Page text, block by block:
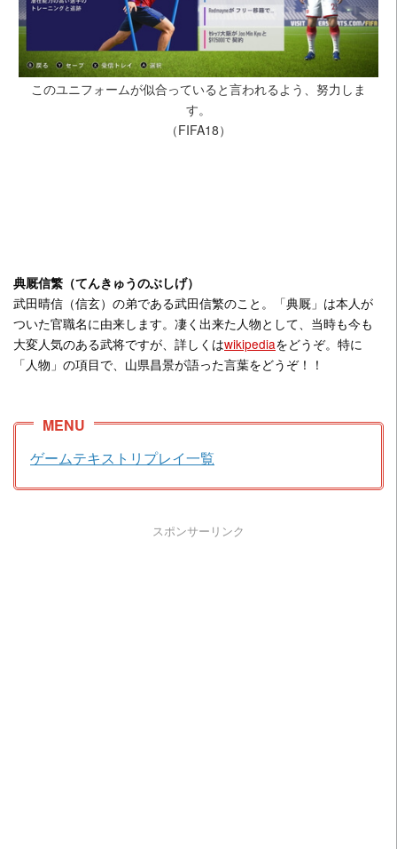
このユニフォームが似合っていると言われるよう、努力しま
す。
（FIFA18）
典厩信繁（てんきゅうのぶしげ）
武田晴信（信玄）の弟である武田信繁のこと。「典厩」は本人が
ついた官職名に由来します。凄く出来た人物として、当時も今も
大変人気のある武将ですが、詳しくはwikipediaをどうぞ。特に
「人物」の項目で、山県昌景が語った言葉をどうぞ！！
ゲームテキストリプレイ一覧
スポンサーリンク